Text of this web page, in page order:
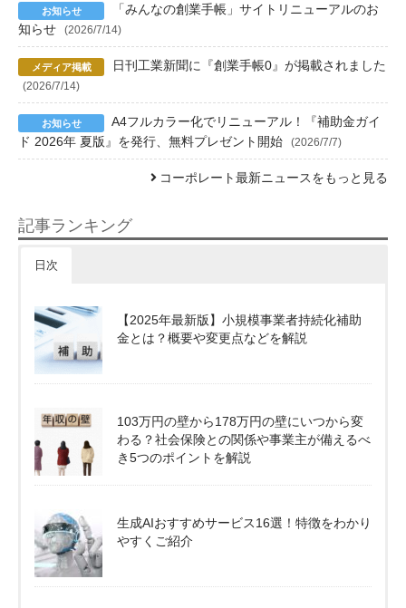
「みんなの創業手帳」サイトリニューアルのお
知らせ
(2026/7/14)
日刊工業新聞に『創業手帳0』が掲載されました
(2026/7/14)
A4フルカラー化でリニューアル！『補助金ガイ
ド 2026年 夏版』を発行、無料プレゼント開始
(2026/7/7)
コーポレート最新ニュースをもっと見る
記事ランキング
日次
【2025年最新版】小規模事業者持続化補助
金とは？概要や変更点などを解説
103万円の壁から178万円の壁にいつから変
わる？社会保険との関係や事業主が備えるべ
き5つのポイントを解説
生成AIおすすめサービス16選！特徴をわかり
やすくご紹介